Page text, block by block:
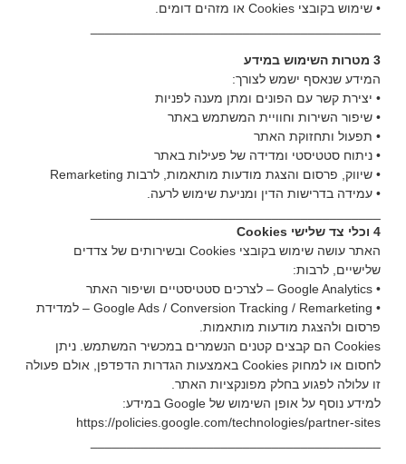
• שימוש בקובצי Cookies או מזהים דומים.
3 מטרות השימוש במידע
המידע שנאסף ישמש לצורך:
• יצירת קשר עם הפונים ומתן מענה לפניות
• שיפור השירות וחוויית המשתמש באתר
• תפעול ותחזוקת האתר
• ניתוח סטטיסטי ומדידה של פעילות באתר
• שיווק, פרסום והצגת מודעות מותאמות, לרבות Remarketing
• עמידה בדרישות הדין ומניעת שימוש לרעה.
4 וכלי צד שלישי Cookies
האתר עושה שימוש בקובצי Cookies ובשירותים של צדדים
שלישיים, לרבות:
• Google Analytics – לצרכים סטטיסטיים ושיפור האתר
• Google Ads / Conversion Tracking / Remarketing – למדידת
פרסום ולהצגת מודעות מותאמות.
Cookies הם קבצים קטנים הנשמרים במכשיר המשתמש. ניתן
לחסום או למחוק Cookies באמצעות הגדרות הדפדפן, אולם פעולה
זו עלולה לפגוע בחלק מפונקציות האתר.
למידע נוסף על אופן השימוש של Google במידע:
https://policies.google.com/technologies/partner-sites